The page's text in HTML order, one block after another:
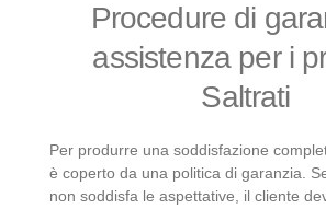
Procedure di
assistenza per i
Saltrati
Per produrre una soddisfazione
è coperto da una politica di garanzia.
non soddisfa le aspettative, il cliente